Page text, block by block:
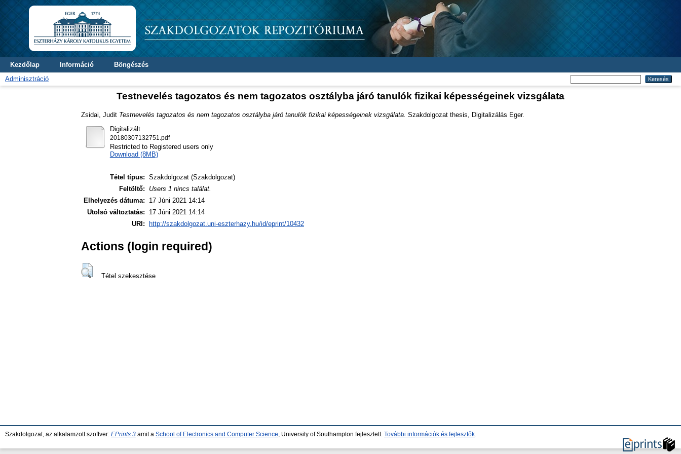
Kezdőlap Információ
Böngészés
Adminisztráció
Testnevelés tagozatos és nem tagozatos osztályba járó tanulók fizikai képességeinek vizsgálata
Zsidai, Judit Testnevelés tagozatos és nem tagozatos osztályba járó tanulók fizikai képességeinek vizsgálata. Szakdolgozat thesis, Digitalizálás Eger.
Digitalizált
20180307132751.pdf
Restricted to Registered users only
Download (8MB)
Tétel típus: Szakdolgozat (Szakdolgozat)
Feltöltő:
Users 1 nincs találat.
Elhelyezés dátuma:
17 Júni 2021 14:14
Utolsó változtatás:
17 Júni 2021 14:14
URI:
http://szakdolgozat.uni-eszterhazy.hu/id/eprint/10432
Actions (login required)
Tétel szekesztése
Szakdolgozat, az alkalamzott szoftver: EPrints 3 amit a School of Electronics and Computer Science , University of Southampton fejlesztett. További információk és fejlesztők